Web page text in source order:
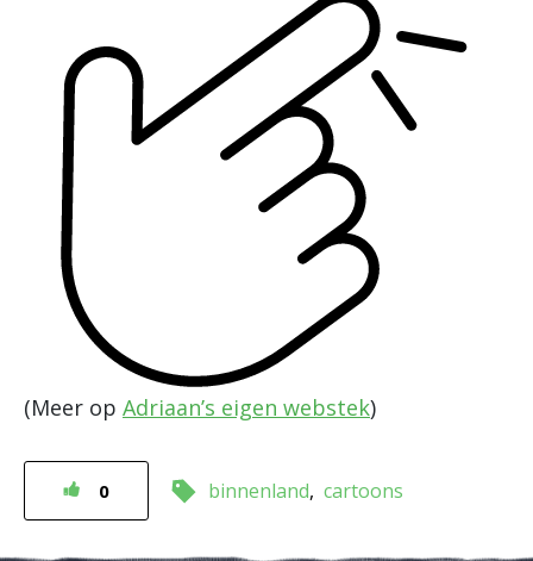
(Meer op Adriaan’s eigen webstek)
0 binnenland cartoons